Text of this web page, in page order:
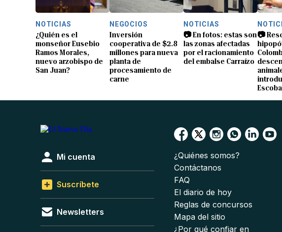
NOTICIAS
¿Quién es el
monseñor Eusebio
Ramos Morales,
nuevo arzobispo de
San Juan?
NEGOCIOS
Inversión
cooperativa de $2.8
millones para nueva
planta de
procesamiento de
carne
NOTICIAS
📷 En fotos: estas son
las zonas afectadas
por el racionamiento
del embalse Carraízo
📷
Mi cuenta
Suscríbete
Newsletters
¿Quiénes somos?
Contáctanos
FAQ
El diario de hoy
Reglas de concursos
Mapa del sitio
¿Por qué confiar en